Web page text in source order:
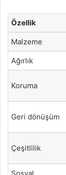
Özellik
Malzeme
Ağırlık
Koruma
Geri dönüşüm
Çeşitlilik